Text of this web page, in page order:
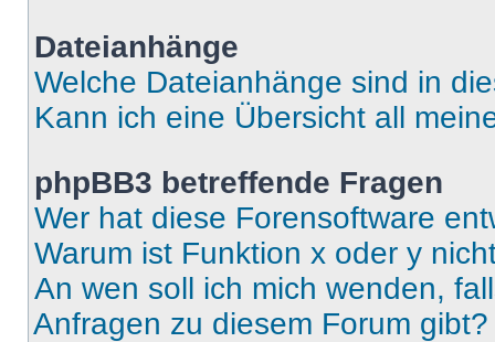
Dateianhänge
Welche Dateianhänge sind in
Kann ich eine Übersicht all
phpBB3 betreffende Fragen
Wer hat diese Forensoftware
Warum ist Funktion x oder y
An wen soll ich mich wenden,
Anfragen zu diesem Forum gibt?